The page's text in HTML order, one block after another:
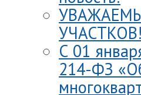
УЧАСТКОВ!
С 01
214-ФЗ